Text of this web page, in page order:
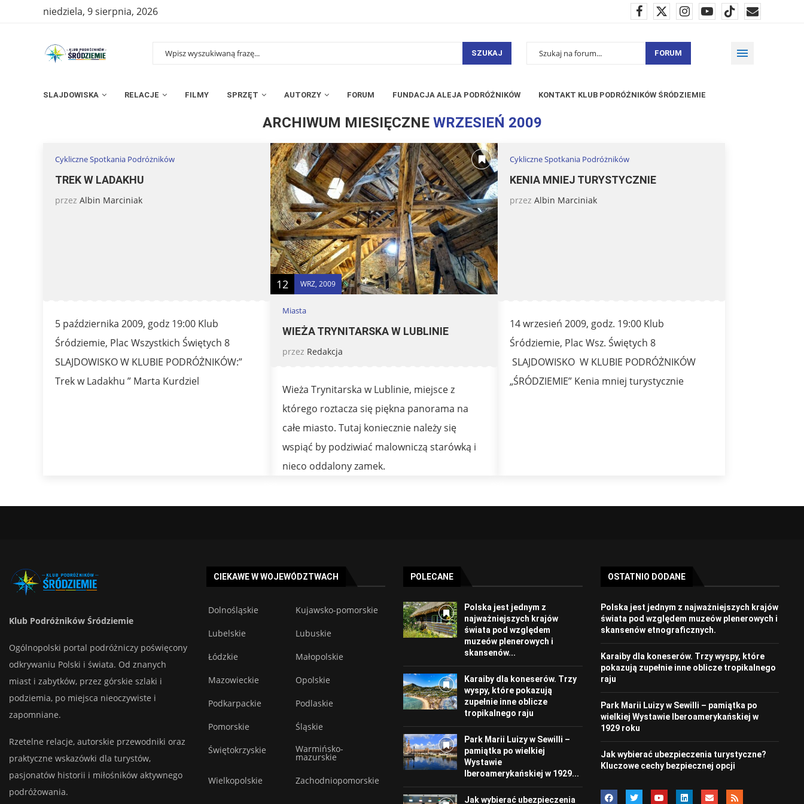
niedziela, 9 sierpnia, 2026
SZUKAJ FORUM
SLAJDOWISKA RELACJE FILMY SPRZĘT AUTORZY FORUM FUNDACJA ALEJA PODRÓŻNIKÓW KONTAKT KLUB PODRÓŻNIKÓW ŚRÓDZIEMIE
Strona główna» Archiwum dla wrzesień 2009
ARCHIWUM MIESIĘCZNE WRZESIEŃ 2009
Cykliczne Spotkania Podróżników
TREK W LADAKHU
przez Albin Marciniak
5 października 2009, godz 19:00 Klub
Śródziemie, Plac Wszystkich Świętych 8
SLAJDOWISKO W KLUBIE PODRÓŻNIKÓW:”
Trek w Ladakhu ” Marta Kurdziel
12 WRZ, 2009
Miasta
WIEŻA TRYNITARSKA W LUBLINIE
przez Redakcja
Wieża Trynitarska w Lublinie, miejsce z
którego roztacza się piękna panorama na
całe miasto. Tutaj koniecznie należy się
wspiąć by podziwiać malowniczą starówką i
nieco oddalony zamek.
Cykliczne Spotkania Podróżników
KENIA MNIEJ TURYSTYCZNIE
przez Albin Marciniak
14 wrzesień 2009, godz. 19:00 Klub
Śródziemie, Plac Wsz. Świętych 8
SLAJDOWISKO W KLUBIE PODRÓŻNIKÓW
„ŚRÓDZIEMIE” Kenia mniej turystycznie
Klub Podróżników Śródziemie
Ogólnopolski portal podróżniczy poświęcony
odkrywaniu Polski i świata. Od znanych
miast i zabytków, przez górskie szlaki i
podziemia, po miejsca nieoczywiste i
zapomniane.
Rzetelne relacje, autorskie przewodniki oraz
praktyczne wskazówki dla turystów,
pasjonatów historii i miłośników aktywnego
podróżowania.
CIEKAWE W WOJEWÓDZTWACH
Dolnośląskie Kujawsko-pomorskie
Lubelskie Lubuskie
Łódzkie Małopolskie
Mazowieckie Opolskie
Podkarpackie Podlaskie
Pomorskie Śląskie
Świętokrzyskie Warmińsko-
mazurskie
Wielkopolskie Zachodniopomorskie
POLECANE
Polska jest jednym z
najważniejszych krajów
świata pod względem
muzeów plenerowych i
skansenów...
Karaiby dla koneserów. Trzy
wyspy, które pokazują
zupełnie inne oblicze
tropikalnego raju
Park Marii Luizy w Sewilli –
pamiątka po wielkiej
Wystawie
Iberoamerykańskiej w 1929...
Jak wybierać ubezpieczenia
OSTATNIO DODANE
Polska jest jednym z najważniejszych krajów
świata pod względem muzeów plenerowych i
skansenów etnograficznych.
Karaiby dla koneserów. Trzy wyspy, które
pokazują zupełnie inne oblicze tropikalnego
raju
Park Marii Luizy w Sewilli – pamiątka po
wielkiej Wystawie Iberoamerykańskiej w
1929 roku
Jak wybierać ubezpieczenia turystyczne?
Kluczowe cechy bezpiecznej opcji